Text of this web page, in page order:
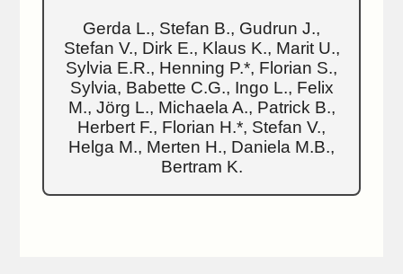
Gerda L., Stefan B., Gudrun J.,
Stefan V., Dirk E., Klaus K., Marit U.,
Sylvia E.R., Henning P.*, Florian S.,
Sylvia, Babette C.G., Ingo L., Felix
M., Jörg L., Michaela A., Patrick B.,
Herbert F., Florian H.*, Stefan V.,
Helga M., Merten H., Daniela M.B.,
Bertram K.